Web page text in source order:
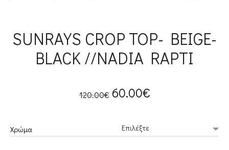
SUNRAYS CROP TOP- BEIGE-
BLACK //NADIA RAPTI
120.00€ Original
was:
60.00€Current
is:
Χρώμα